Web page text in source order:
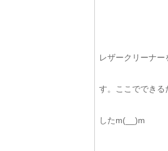
レザークリーナ
す。ここでできる
したm(__)m